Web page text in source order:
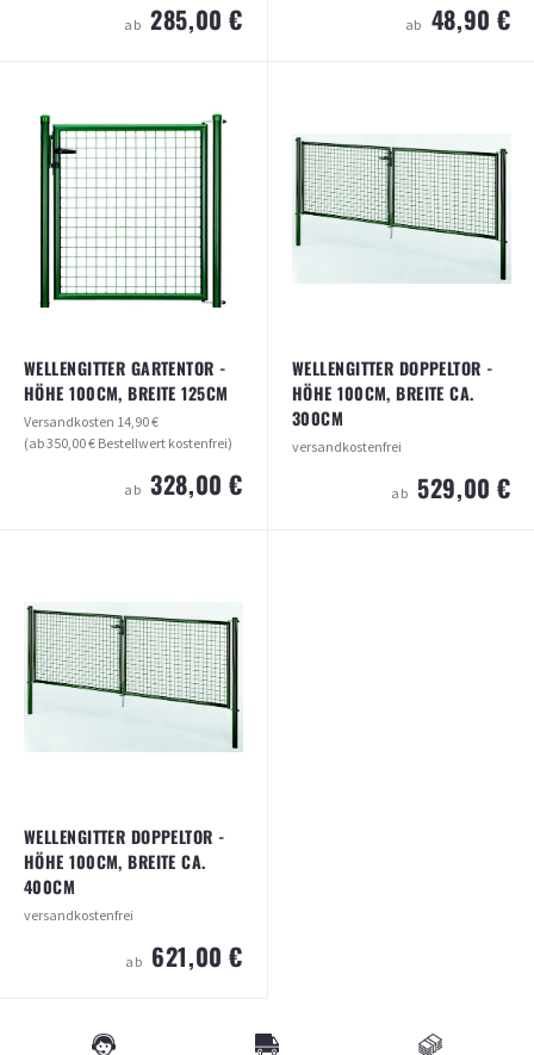
ab 285,00 €
Versandkosten14,90 €
(ab 350,00 € Bestellwert kostenfrei)
ab 285,00 €
ARTIKEL ANSEHEN
ab 48,90 €
(ab 350,00 € Bestellwert kostenfrei)
ab 48,90 €
WELLENGITTER GARTENTOR -
HÖHE 100CM, BREITE 125CM
Versandkosten 14,90 €
(ab 350,00 € Bestellwert kostenfrei)
ab 328,00 €
(ab 350,00 € Bestellwert kostenfrei)
ab 328,00 €
WELLENGITTER DOPPELTOR -
HÖHE 100CM, BREITE CA.
300CM
versandkostenfrei
ab 529,00 €
WELLENGITTER DOPPELTOR -
HÖHE 100CM, BREITE CA.
400CM
versandkostenfrei
ab 621,00 €
100CM, BREITE CA. 400CM